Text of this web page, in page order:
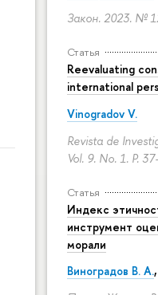
Закон. 2023. №
Статья
Reevaluating
international
Vinogradov V.
Revista de
Vol. 9. No. 1. P.
Статья
Индекс
инструмент
морали
Виноградов В. А.,